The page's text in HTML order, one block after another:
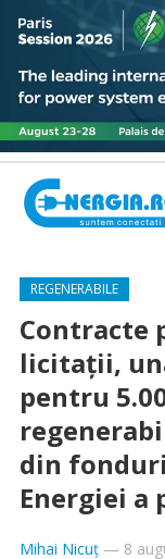
REGENERABILE
Contracte
licitații,
pentru
din
Energiei a
Mihai Nicuț— 8